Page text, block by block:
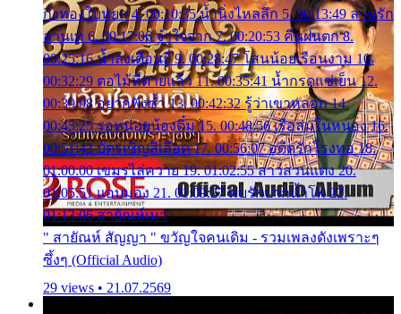
กิ่งทองใบหยก 4. 00:10:35 น้ำนิ่งไหลลึก 5. 00:13:49 ลานรัก
ลานเท 6. 00:17:06 จำใจจาก 7. 00:20:53 คืนฝนตก 8.
00:25:16 น้ำลงเดือนยี่ 9. 00:28:47 โสนน้อยเรือนงาม 10.
00:32:29 ตอไม้ที่ตายแล้ว 11. 00:35:41 น้ำกรดแช่เย็น 12.
00:39:08 อยากฟังซ้ำ 13. 00:42:32 รู้ว่าเขาหลอก 14.
00:45:25 รอหน่อยน้องติ๋ม 15. 00:48:56 เรือล่มในหนอง 16.
00:51:43 บัตรเชิญสีเลือด 17. 00:56:07 อดีตรักโรงทอ 18.
01:00:00 เขมรไล่ควาย 19. 01:02:55 สาวสวนแตง 20.
01:05:51 แอบมอง 21. 01:09:27 พบรักปากน้ำโพ 22.
01:13:06 สายัณห์เมา
" สายัณห์ สัญญา " ขวัญใจคนเดิม - รวมเพลงดังเพราะๆ
ซึ้งๆ (Official Audio)
29 views • 21.07.2569